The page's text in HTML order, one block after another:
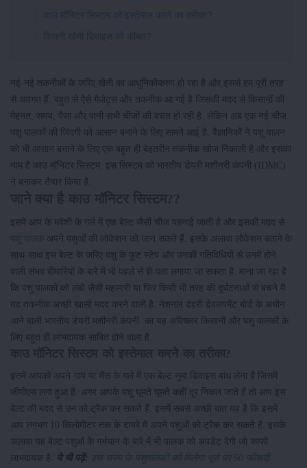
काउ मॉनिटर सिस्टम को इस्तेमाल करने का तरीका?
कितनी रहेगी डिवाइस की कीमत?
नई-नई तकनीकों के जरिए खेती का आधुनिकीकरण हो रहा है और इससे हम पूरी तरह
से अवगत हैं. बहुत से ऐसे गैजेट्स और तकनीक आ गई है जिसकी मदद से किसानों की
मेहनत, समय, पैसा और पानी सभी चीजों की बचत हो रही है. लेकिन अब एक नई चीज
पशु पालकों की जिंदगी को आसान बनाने के लिए सामने आई है. वैज्ञानिकों ने पशु पालन
को भी आसान बनाने के लिए एक बहुत ही बेहतरीन तकनीक खोज निकाली है और इसका
नाम है काउ मॉनिटर सिस्टम. इस सिस्टम को भारतीय डेयरी मशीनरी कंपनी (IDMC)
ने बनाकर तैयार किया है.
इसमें आप के मवेशी के गले में एक बेल्ट जैसी चीज पहनाई जाती है और इसकी मदद से
पशु पालक
अपने पशुओं की लोकेशन को जान सकते हैं. इसके अलावा लोकेशन बताने के
साथ-साथ इस बेल्ट के जरिए पशु के फुट स्टेप और उनकी गतिविधियों से उनमें होने
वाली संभव बीमारियों के बारे में भी पहले से ही पता लगाया जा सकता है. माना जा रहा है
कि पशु पालकों को लंबी जैसी महामारी या फिर किसी भी तरह की दुर्घटनाओं से बचने में
यह तकनीक अच्छी खासी मदद करने वाली है. नेशनल डेहरी डेवलपमेंट बोर्ड के अधीन
आने वाली भारतीय डेयरी मशीनरी कंपनी का यह अविष्कार किसानों और पशु पालकों के
लिए बहुत ही लाभदायक साबित होने वाला है.
इसमें आपको अपने गाय या भैंस के गले में एक बेल्ट नुमा डिवाइस बांध लेना है जिसमें
जीपीएस लगा हुआ है. अगर आपके पशु घूमते घूमते कहीं दूर निकल जाते हैं तो आप इस
बेल्ट की मदद से उन को ट्रैक कर सकते हैं. इसमें सबसे अच्छी बात यह है कि इसमें
आप लगभग 10 किलोमीटर तक के दायरे में अपने पशुओं को ट्रैक कर सकते हैं. इसके
अलावा यह बेल्ट पशुओं के गर्भधान के बारे में भी पालक को अपडेट देगी जो काफी
लाभदायक है.
ये भी पढ़ें: इस राज्य के पशुपालकों को मिलेगा भूसे पर 50 फीसदी